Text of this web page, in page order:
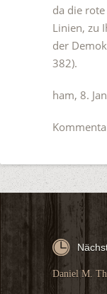
da die
Linien, zu
der
382).
ham, 8.
Daniel M.